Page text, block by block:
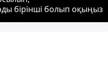
бірінші болып оқыңыз